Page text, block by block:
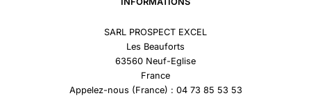
SARL PROSPECT EXCEL
Les Beauforts
63560 Neuf-Eglise
France
Appelez-nous (France) : 04 73 85 53 53